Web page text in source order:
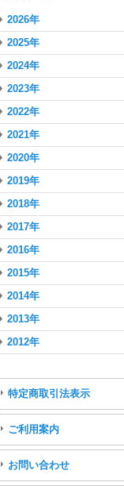
2026年
2025年
2024年
2023年
2022年
2021年
2020年
2019年
2018年
2017年
2016年
2015年
2014年
2013年
2012年
特定商取引法表示
ご利用案内
お問い合わせ